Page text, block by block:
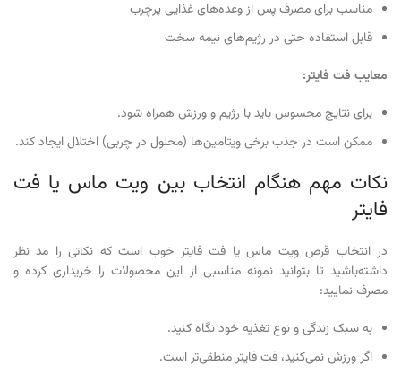
مناسب برای مصرف پس از وعده‌های غذایی پرچرب
قابل استفاده حتی در رژیم‌های نیمه سخت
معایب فت فایتر:
برای نتایج محسوس باید با رژیم و ورزش همراه شود.
ممکن است در جذب برخی ویتامین‌ها (محلول در چربی) اختلال ایجاد کند.
نکات مهم هنگام انتخاب بین ویت ماس یا فت
فایتر
در انتخاب قرص ویت ماس یا فت فایتر خوب است که نکاتی را مد نظر
داشته‌باشید تا بتوانید نمونه مناسبی از این محصولات را خریداری کرده و
مصرف نمایید:
به سبک زندگی و نوع تغذیه خود نگاه کنید.
اگر ورزش نمی‌کنید، فت فایتر منطقی‌تر است.